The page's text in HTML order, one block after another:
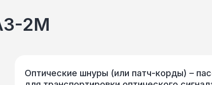
2M
Оптические шнуры (или патч-корды) –